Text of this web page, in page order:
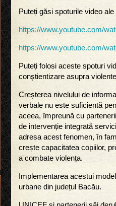
Puteți găsi spoturile video
https://www.youtube.com/
https://www.youtube.com/
Puteți folosi aceste spoturi
conștientizare asupra
Creșterea nivelului de
verbale nu este suficientă
aceea, împreună cu
de intervenție integrată
adresa acest fenomen, în
crește capacitatea copiilor,
a combate violența.
Implementarea acestui
urbane din județul Bacău.